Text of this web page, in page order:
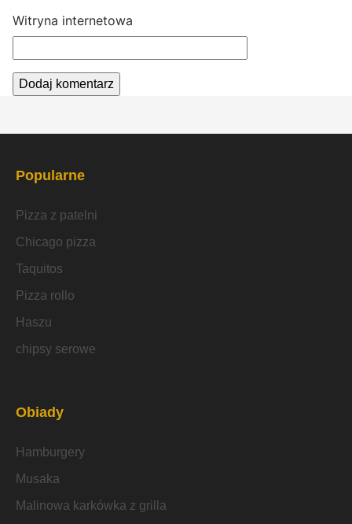
Witryna internetowa
Popularne
Pizza z patelni
Chicago pizza
Taquitos
Pizza rollo
Haszu
chipsy serowe
Obiady
Hamburgery
Musaka
Malinowa karkówka z grilla